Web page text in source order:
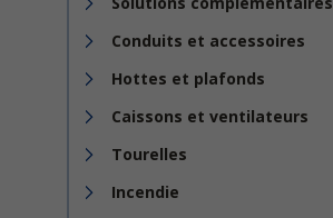
Conduits et accessoires
Hottes et plafonds
Caissons et ventilateurs
Tourelles
Incendie